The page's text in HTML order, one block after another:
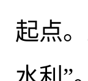
起点。